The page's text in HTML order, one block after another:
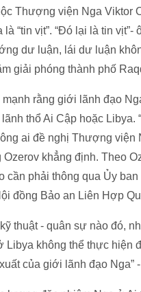
Thượng viện Nga Viktor
“tin vịt”. “Đó lại là tin
dư luận, lái dư luận
giải phóng thành phố
mạnh rằng giới lãnh đạo
thổ Ai Cập hoặc Libya.
ai đề nghị Thượng viện
Ozerov khẳng định. Theo
cần phải thông qua Ủy
đồng Bảo an Liên Hợp
thuật - quân sự nào đó,
Libya không thể thực hiện
của giới lãnh đạo Nga”